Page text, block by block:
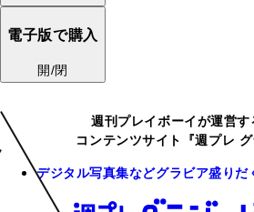
電子版で購入
開/閉
週刊プレイボーイが運営す
コンテンツサイト『週プレ グ
デジタル写真集などグラビア盛りだ